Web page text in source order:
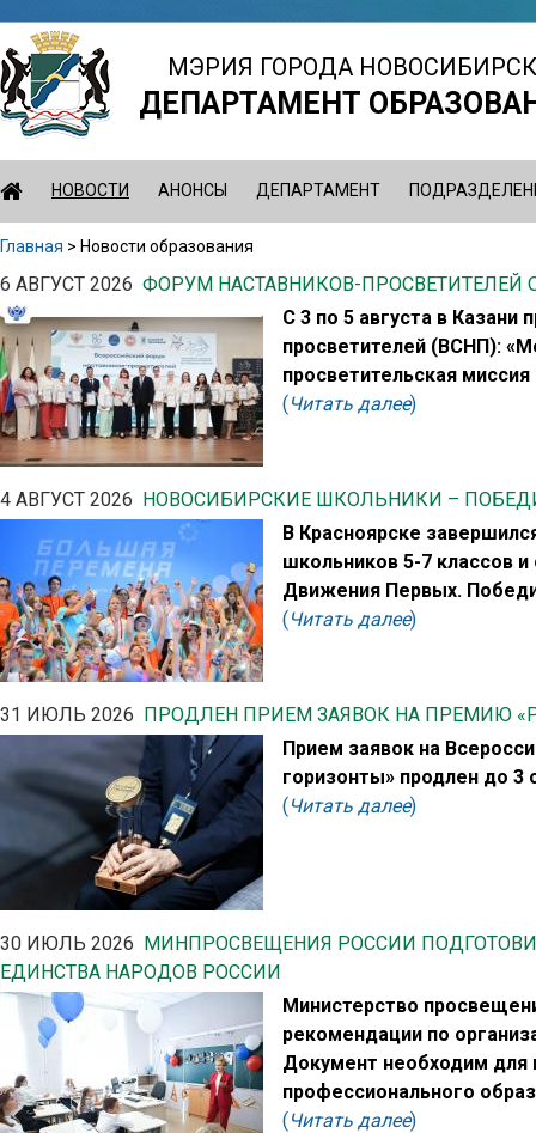
Jump
to
navigation
МЭРИЯ ГОРОДА
ДЕПАРТАМЕНТ
НОВОСТИ АНОНСЫ ДЕПАРТАМЕНТ
Вы
здесь
Главная > Новости образования
Back
to
top
6 АВГУСТ 2026 ФОРУМ НАСТАВНИКОВ-
С 3 по 5 августа в
просветителей (ВСНП):
просветительская
(Читать далее)
4 АВГУСТ 2026 НОВОСИБИРСКИЕ ШКОЛЬНИКИ –
В Красноярске
школьников 5-7 классов
Движения Первых.
(Читать далее)
31 ИЮЛЬ 2026 ПРОДЛЕН ПРИЕМ ЗАЯВОК НА ПРЕМИЮ
Прием заявок на
горизонты» продлен до 3
(Читать далее)
30 ИЮЛЬ 2026 МИНПРОСВЕЩЕНИЯ РОССИИ
ЕДИНСТВА НАРОДОВ РОССИИ
Министерство
рекомендации по
Документ необходим для
профессионального
(Читать далее)